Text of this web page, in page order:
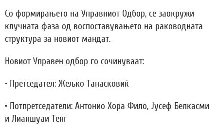
Со формирањето на Управниот Одбор, се заокружи
клучната фаза од воспоставувањето на раководната
структура за новиот мандат.
Новиот Управен одбор го сочинуваат:
• Претседател: Жељко Танасковиќ
• Потпретседатели: Антонио Хора Фило, Јусеф Белкасми
и Лианшуаи Тенг